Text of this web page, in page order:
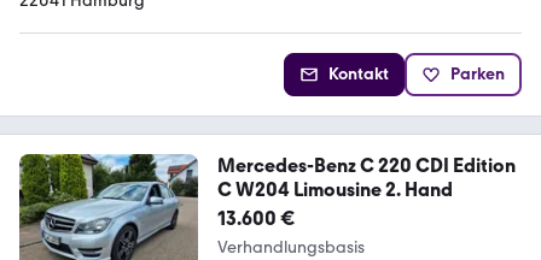
Kontakt Parken
Mercedes-Benz C 220 CDI Edition
C W204 Limousine 2. Hand
13.600 €
Verhandlungsbasis